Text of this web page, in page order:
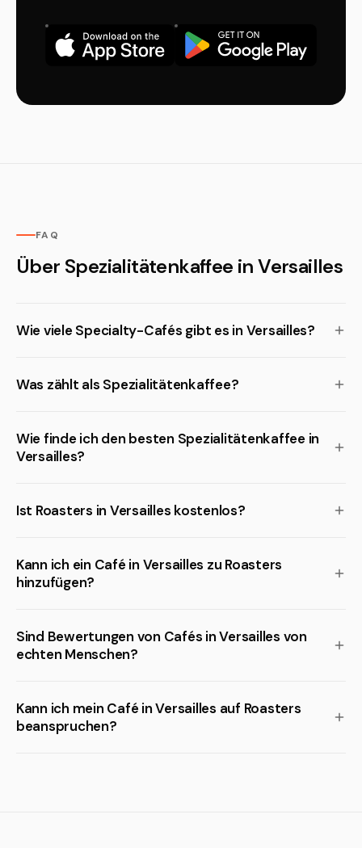
FAQ
Über Spezialitätenkaffee in Versailles
Wie viele Specialty-Cafés gibt es in Versailles?
Was zählt als Spezialitätenkaffee?
Wie finde ich den besten Spezialitätenkaffee in
Versailles?
Ist Roasters in Versailles kostenlos?
Kann ich ein Café in Versailles zu Roasters
hinzufügen?
Sind Bewertungen von Cafés in Versailles von
echten Menschen?
Kann ich mein Café in Versailles auf Roasters
beanspruchen?